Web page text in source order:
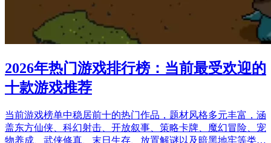
2026年热门游戏排行榜：当前最受欢迎的
十款游戏推荐
当前游戏榜单中稳居前十的热门作品，题材风格多元丰富，涵
盖东方仙侠、科幻射击、开放叙事、策略卡牌、魔幻冒险、宠
物养成、武侠修真、末日生存、放置解谜以及暗黑地牢等类…